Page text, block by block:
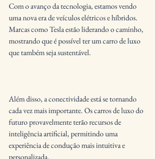
Com o avanço da tecnologia, estamos vendo
uma nova era de veículos elétricos e híbridos.
Marcas como Tesla estão liderando o caminho,
mostrando que é possível ter um carro de luxo
que também seja sustentável.
Além disso, a conectividade está se tornando
cada vez mais importante. Os carros de luxo do
futuro provavelmente terão recursos de
inteligência artificial, permitindo uma
experiência de condução mais intuitiva e
personalizada.